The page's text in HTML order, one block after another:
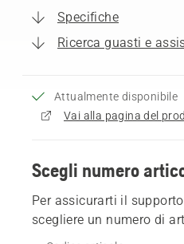
Specifiche
Ricerca guasti e
Attualmente disponibile
Vai alla pagina del
Scegli numero
Per assicurarti il
scegliere un numero di